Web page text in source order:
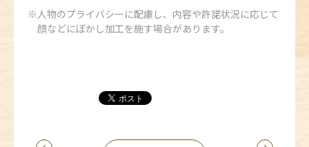
人物のプライバシーに配慮し、内容や許諾状況に応じて
顔などにぼかし加工を施す場合があります。